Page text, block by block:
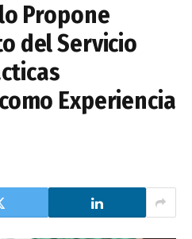
Propone
del Servicio
Experiencia